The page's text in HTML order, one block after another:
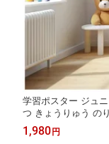
学習ポスター ジュ
つ きょうりゅう の
うじ いろ うちゅう
供 防水 受験 勉強
1,980 円